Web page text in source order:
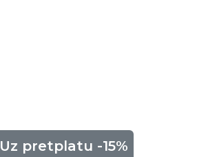
Uz pretplatu -15%